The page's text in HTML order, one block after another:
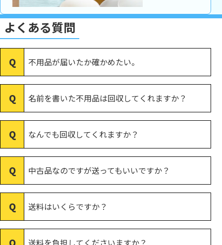
よくある質問
不用品が届いたか確かめたい。
名前を書いた不用品は回収してくれますか？
なんでも回収してくれますか？
中古品なのですが送ってもいいですか？
送料はいくらですか？